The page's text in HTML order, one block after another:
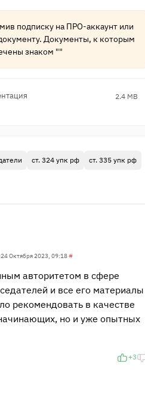
подписку на ПРО-аккаунт или
Документы, к которым
знаком ""
2.4 MB
ст. 324 упк рф ст. 335 упк рф
24 Октября 2023, 09:18#
авторитетом в сфере
и все его материалы
рекомендовать в качестве
но и уже опытных
+3